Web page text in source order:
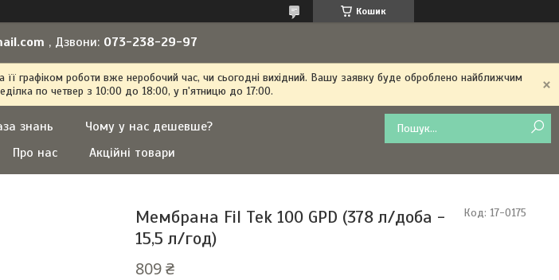
Кошик
, Дзвони: 073-238-29-97
графіком роботи вже неробочий час, чи сьогодні вихідний. Вашу заявку буде оброблено найближчим
по четвер з 10:00 до 18:00, у п'ятницю до 17:00.
знань
Чому у нас дешевше?
Про нас Акційні товари
Мембрана Fil Tek 100 GPD (378 л/доба -
15,5 л/год)
809 ₴
Код: 17-0175